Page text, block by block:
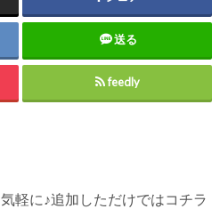
送る
feedly
軽に♪追加しただけではコチラ